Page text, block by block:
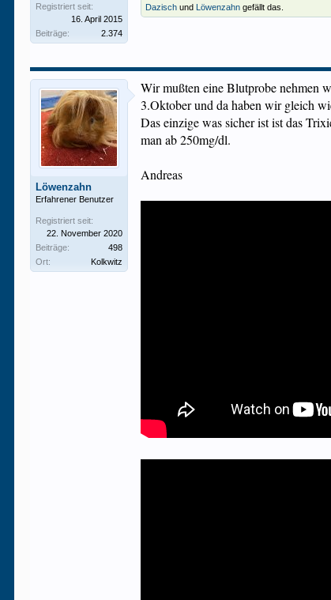
Registriert seit:
16. April 2015
Beiträge:
2.374
Dazisch und Löwenzahn gefällt das.
Löwenzahn
Erfahrener Benutzer
Registriert seit:
22. November 2020
Beiträge:
498
Ort:
Kolkwitz
Wir mußten eine Blutprobe nehmen
3.Oktober und da haben wir gleich
Das einzige was sicher ist ist das
man ab 250mg/dl.
Andreas